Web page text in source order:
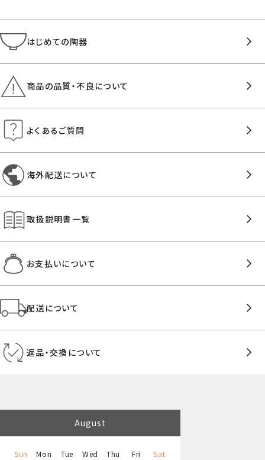
はじめての陶器
商品の品質・不良について
よくあるご質問
海外配送について
取扱説明書一覧
お支払いについて
配送について
返品・交換について
August
Sun Mon Tue Wed Thu Fri
Sat